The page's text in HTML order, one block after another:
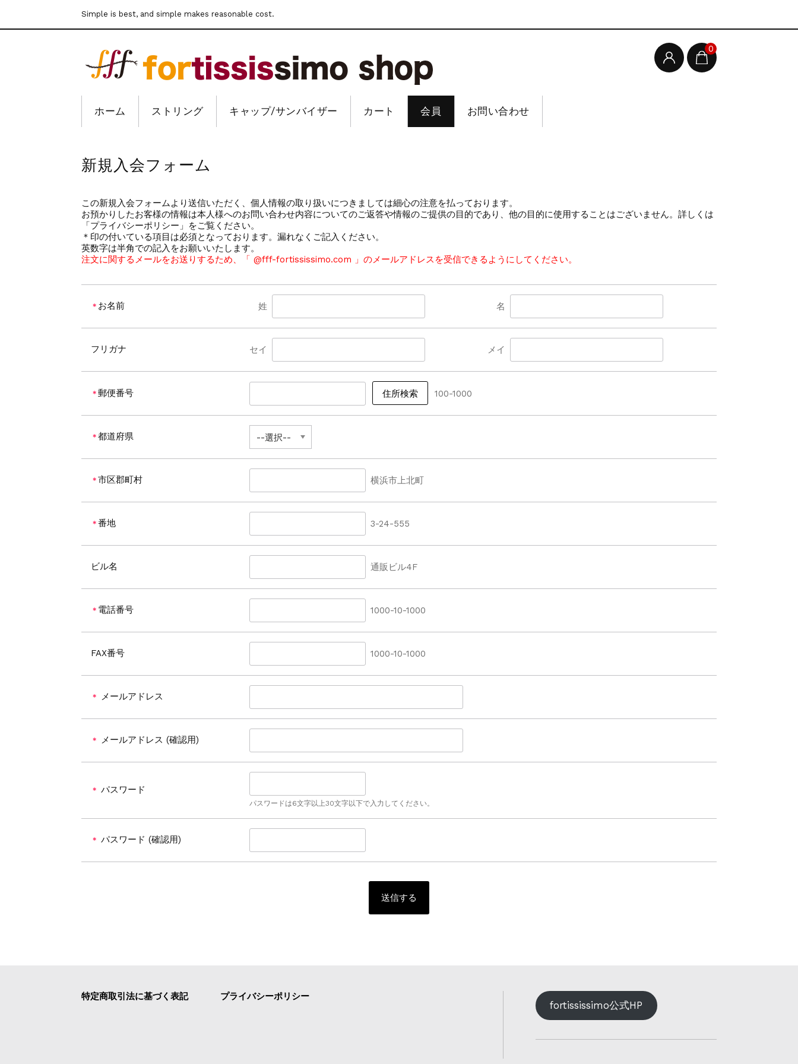
Simple is best, and simple makes reasonable cost.
0
ホーム ストリング キャップ/サンバイザー カート 会員 お問い合わせ
新規入会フォーム
この新規入会フォームより送信いただく、個人情報の取り扱いにつきましては細心の注意を払っております。
お預かりしたお客様の情報は本人様へのお問い合わせ内容についてのご返答や情報のご提供の目的であり、他の目的に使用することはございません。詳しくは
「プライバシーポリシー」をご覧ください。
＊印の付いている項目は必須となっております。漏れなくご記入ください。
英数字は半角での記入をお願いいたします。
注文に関するメールをお送りするため、「 @fff-fortississimo.com 」のメールアドレスを受信できるようにしてください。
＊ お名前 姓 名
フリガナ セイ メイ
＊郵便番号 100-1000
＊都道府県
＊ 市区郡町村 横浜市上北町
＊番地 3-24-555
ビル名 通販ビル4F
＊ 電話番号 1000-10-1000
FAX番号 1000-10-1000
＊ メールアドレス
＊ メールアドレス (確認用)
＊ パスワード
パスワードは6文字以上30文字以下で入力してください。
＊ パスワード (確認用)
fortississimo公式HP
特定商取引法に基づく表記 プライバシーポリシー